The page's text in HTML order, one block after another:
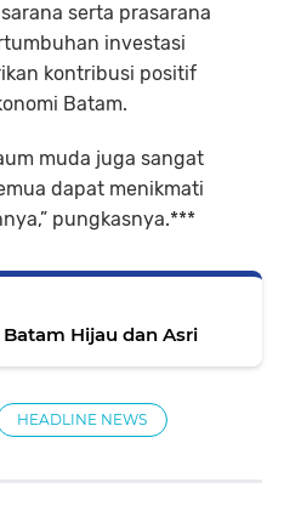
serta prasarana
investasi
kontribusi positif
Batam.
muda juga sangat
dapat menikmati
pungkasnya.***
Hijau dan Asri
HEADLINE NEWS